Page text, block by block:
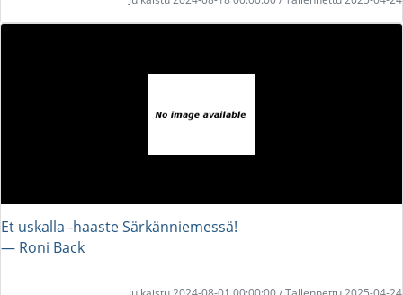
Et uskalla -haaste Särkänniemessä!
― Roni Back